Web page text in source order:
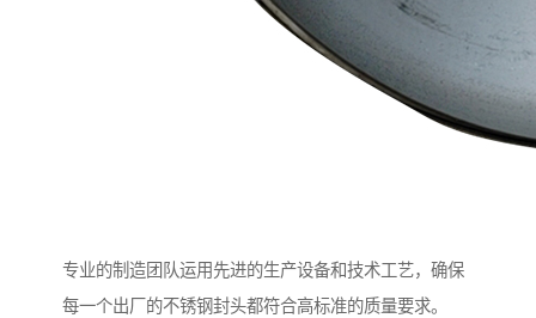
专业的制造团队运用先进的生产设备和技术工艺，确保
每一个出厂的不锈钢封头都符合高标准的质量要求。